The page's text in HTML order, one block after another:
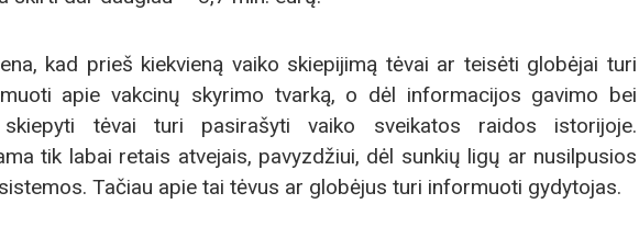
kad prieš kiekvieną vaiko skiepijimą tėvai ar teisėti globėjai turi
apie vakcinų skyrimo tvarką, o dėl informacijos gavimo bei
skiepyti tėvai turi pasirašyti vaiko sveikatos raidos istorijoje.
tik labai retais atvejais, pavyzdžiui, dėl sunkių ligų ar nusilpusios
Tačiau apie tai tėvus ar globėjus turi informuoti gydytojas.